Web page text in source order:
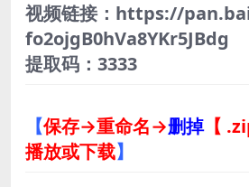
视频链接：https://
fo2ojgB0hVa8YKr5JBdg
提取码：3333
【保存→重命名→删掉【
播放或下载】